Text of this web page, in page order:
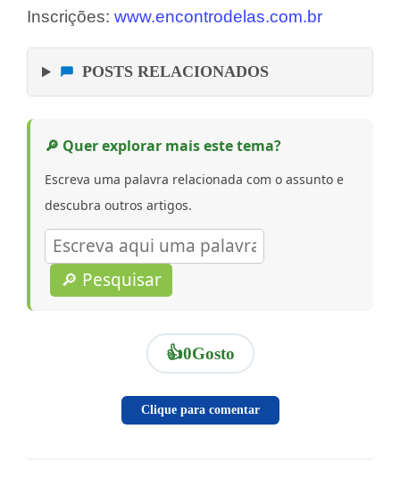
Inscrições: www.encontrodelas.com.br
POSTS RELACIONADOS
🔎 Quer explorar mais este tema?
Escreva uma palavra relacionada com o assunto e
descubra outros artigos.
🔎 Pesquisar
👍0Gosto
Clique para comentar